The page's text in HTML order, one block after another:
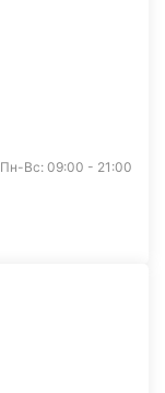
Пн-Вс: 09:00 - 21:00